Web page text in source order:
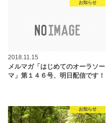
お知らせ
2018.11.15
メルマガ「はじめてのオーラソー
マ」第１４６号、明日配信です！
お知らせ